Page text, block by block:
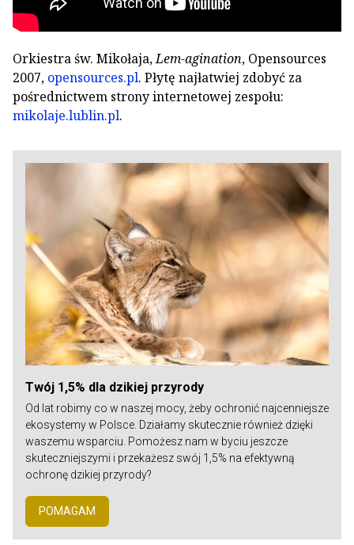
Orkiestra św. Mikołaja,Lem-agination, Opensources
2007, opensources.pl. Płytę najłatwiej zdobyć za
pośrednictwem strony internetowej zespołu:
mikolaje.lublin.pl.
Twój 1,5% dla dzikiej przyrody
Od lat robimy co w naszej mocy, żeby ochronić najcenniejsze
ekosystemy w Polsce. Działamy skutecznie również dzięki
waszemu wsparciu. Pomożesz nam w byciu jeszcze
skuteczniejszymi i przekażesz swój 1,5% na efektywną
ochronę dzikiej przyrody?
POMAGAM